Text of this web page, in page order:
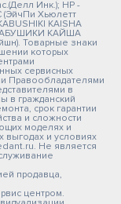
Инк.); HP -
(ЭйчПи Хьюлетт
KAISHA
КАЙША
Товарные знаки
которых
сервисных
Правообладателями
в
в гражданский
срок гарантии
и сложности
моделях и
выгодах и условиях
Не является
продавца,
центром.